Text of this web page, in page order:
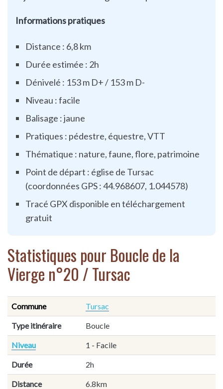
Informations pratiques
Distance : 6,8 km
Durée estimée : 2h
Dénivelé : 153 m D+ / 153 m D-
Niveau : facile
Balisage : jaune
Pratiques : pédestre, équestre, VTT
Thématique : nature, faune, flore, patrimoine
Point de départ : église de Tursac
(coordonnées GPS : 44.968607, 1.044578)
Tracé GPX disponible en téléchargement
gratuit
Statistiques pour Boucle de la
Vierge n°20 / Tursac
Commune Tursac
Type itinéraire Boucle
Niveau 1 - Facile
Durée 2h
Distance 6.8km